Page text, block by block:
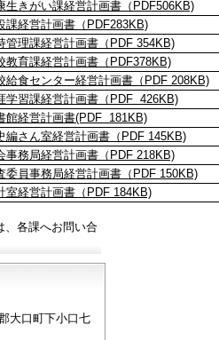
生きがい課経営計画書（PDF506KB)
課経営計画書（PDF283KB)
管理課経営計画書（PDF 354KB)
教育課経営計画書（PDF378KB)
給食センター経営計画書（PDF 208KB)
学習課経営計画書（PDF 426KB)
館経営計画書(PDF 181KB)
編さん室経営計画書（PDF 145KB)
事務局経営計画書（PDF 218KB)
委員事務局経営計画書（PDF 150KB)
室経営計画書（PDF 184KB)
、各課へお問い合
大口町下小口七